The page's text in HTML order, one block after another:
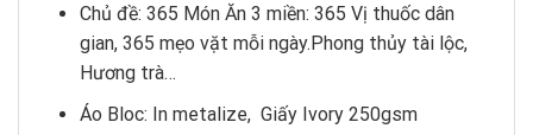
Chủ đề: 365 Món Ăn 3 miền: 365 Vị thuốc dân
gian, 365 mẹo vặt mỗi ngày.Phong thủy tài lộc,
Hương trà…
Áo Bloc: In metalize, Giấy Ivory 250gsm